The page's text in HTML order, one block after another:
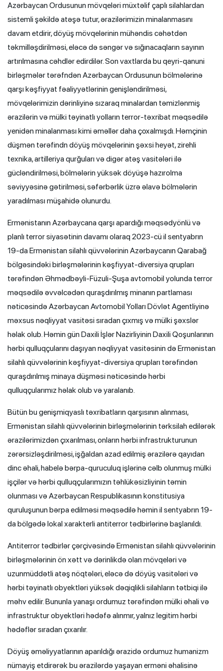
Azərbaycan Ordusunun mövqeləri müxtəlif çaplı silahlardan
sistemli şəkildə atəşə tutur, ərazilərimizin minalanmasını
davam etdirir, döyüş mövqelərinin mühəndis cəhətdən
təkmilləşdirilməsi, eləcə də səngər və sığınacaqların sayının
artırılmasına cəhdlər edirdilər. Son vaxtlarda bu qeyri-qanuni
birləşmələr tərəfndən Azərbaycan Ordusunun bölmələrinə
qarşı kəşfiyyat fəaliyyətlərinin genişləndirilməsi,
mövqelərimizin dərinliyinə sızaraq minalardan təmizlənmiş
ərazilərin və mülki təyinatlı yolların terror-təxribat məqsədilə
yenidən minalanması kimi əməllər daha çoxalmışdı. Həmçinin
düşmən tərəfindn döyüş mövqelərinin şəxsi heyət, zirehli
texnika, artilleriya qurğuları və digər atəş vasitələri ilə
gücləndirilməsi, bölmələrin yüksək döyüşə hazırolma
səviyyəsinə gətirilməsi, səfərbərlik üzrə əlavə bölmələrin
yaradılması müşahidə olunurdu.
Ermənistanın Azərbaycana qarşı apardığı məqsədyönlü və
planlı terror siyasətinin davamı olaraq 2023-cü il sentyabrın
19-da Ermənistan silahlı qüvvələrinin Azərbaycanın Qarabağ
bölgəsindəki birləşmələrinin kəşfiyyat-diversiya qrupları
tərəfindən Əhmədbəyli-Füzuli-Şuşa avtomobil yolunda terror
məqsədilə əvvəlcədən quraşdırılmış minanın partlaması
nəticəsində Azərbaycan Avtomobil Yolları Dövlət Agentliyinə
məxsus nəqliyyat vasitəsi sıradan çıxmış və mülki şəxslər
həlak olub. Həmin gün Daxili İşlər Nazirliyinin Daxili Qoşunlarının
hərbi qulluqçularını daşıyan nəqliyyat vasitəsinin də Ermənistan
silahlı qüvvələrinin kəşfiyyat-diversiya qrupları tərəfindən
quraşdırılmış minaya düşməsi nəticəsində hərbi
qulluqçularımız həlak olub və yaralanıb.
Bütün bu genişmiqyaslı təxribatların qarşısının alınması,
Ermənistan silahlı qüvvələrinin birləşmələrinin tərksilah edilərək
ərazilərimizdən çıxarılması, onların hərbi infrastrukturunun
zərərsizləşdirilməsi, işğaldan azad edilmiş ərazilərə qayıdan
dinc əhali, habelə bərpa-quruculuq işlərinə cəlb olunmuş mülki
işçilər və hərbi qulluqçularımızın təhlükəsizliyinin təmin
olunması və Azərbaycan Respublikasının konstitusiya
quruluşunun bərpa edilməsi məqsədilə həmin il sentyabrın 19-
da bölgədə lokal xarakterli antiterror tədbirlərinə başlanıldı.
Antiterror tədbirlər çərçivəsində Ermənistan silahlı qüvvələrinin
birləşmələrinin ön xətt və dərinlikdə olan mövqeləri və
uzunmüddətli atəş nöqtələri, eləcə də döyüş vasitələri və
hərbi təyinatlı obyektləri yüksək dəqiqlikli silahların tətbiqi ilə
məhv edilir. Bununla yanaşı ordumuz tərəfindən mülki əhali və
infrastruktur obyektləri hədəfə alınmır, yalnız legitim hərbi
hədəflər sıradan çıxarılır.
Döyüş əməliyyatlarının aparıldığı ərazidə ordumuz humanizm
nümayiş etdirərək bu ərazilərdə yaşayan erməni əhalisinə